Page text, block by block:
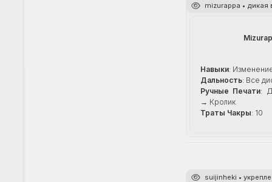
mizurappa •
Навыки:
Дальность: Все
Ручные Печати:
→ Кролик
Траты Чакры: 10
suijinheki •